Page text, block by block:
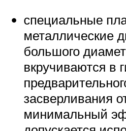
специальные
металлические
большого
вкручиваются в
засверливания
минимальный